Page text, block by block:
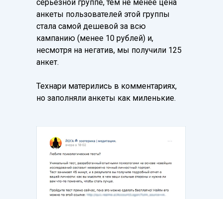
серьезной группе, тем не менее цена
анкеты пользователей этой группы
стала самой дешевой за всю
кампанию (менее 10 рублей) и,
несмотря на негатив, мы получили 125
анкет.
Технари матерились в комментариях,
но заполняли анкеты как миленькие.